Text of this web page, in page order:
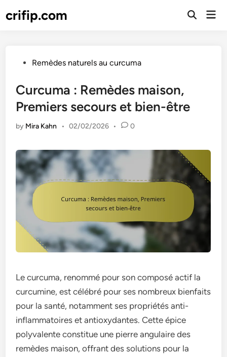
tocrifip.com
Open
PostedRemèdes naturels au curcuma
Curcuma : Remèdes maison,
Premiers secours et bien-être
by Mira Kahn • 02/02/2026 • 0
Le curcuma, renommé pour son composé actif la
curcumine, est célébré pour ses nombreux bienfaits
pour la santé, notamment ses propriétés anti-
inflammatoires et antioxydantes. Cette épice
polyvalente constitue une pierre angulaire des
remèdes maison, offrant des solutions pour la